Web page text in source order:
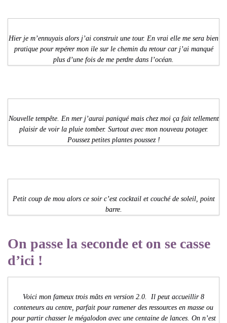
Hier je m’ennuyais alors j’ai construit une tour. En vrai elle me sera bien
pratique pour repérer mon ile sur le chemin du retour car j’ai manqué
plus d’une fois de me perdre dans l’océan.
Nouvelle tempête. En mer j’aurai paniqué mais chez moi ça fait tellement
plaisir de voir la pluie tomber. Surtout avec mon nouveau potager.
Poussez petites plantes poussez !
Petit coup de mou alors ce soir c’est cocktail et couché de soleil, point
barre.
On passe la seconde et on se casse
d’ici !
Voici mon fameux trois mâts en version 2.0. Il peut accueillir 8
conteneurs au centre, parfait pour ramener des ressources en masse ou
pour partir chasser le mégalodon avec une centaine de lances. On n’est